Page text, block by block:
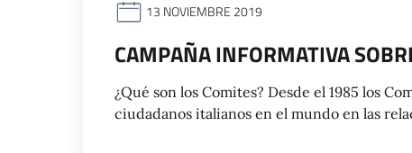
13 NOVIEMBRE 2019
CAMPAÑA INFORMATIVA
¿Qué son los Comites? Desde el 1985 los
ciudadanos italianos en el mundo en las